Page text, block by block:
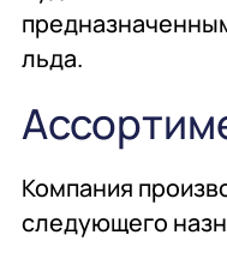
льда.
Компания
следующего